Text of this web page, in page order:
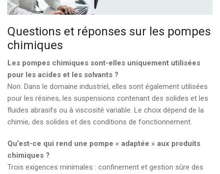
Questions et réponses sur les pompes
chimiques
Les pompes chimiques sont-elles uniquement utilisées
pour les acides et les solvants ?
Non. Dans le domaine industriel, elles sont également utilisées
pour les résines, les suspensions contenant des solides et les
fluides abrasifs ou à viscosité variable. Le choix dépend de la
chimie, des solides et des conditions de fonctionnement.
Qu’est-ce qui rend une pompe « adaptée » aux produits
chimiques ?
Trois exigences minimales : confinement et gestion sûre des